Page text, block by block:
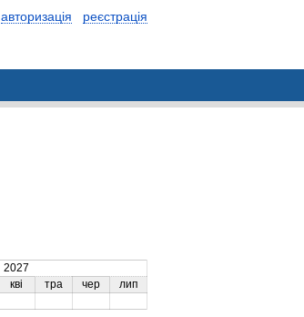
авторизація реєстрація
2027
кві тра чер лип